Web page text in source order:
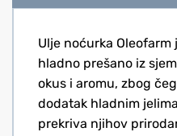
Ulje noćurka
hladno prešano iz
okus i aromu, zbog
dodatak hladnim
prekriva njihov